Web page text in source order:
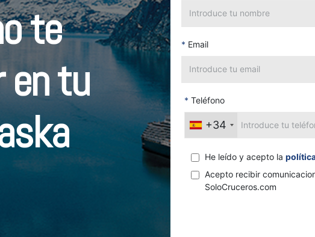
te
en tu
* Email
* Teléfono
+34
He leído y acepto la
Acepto recibir
SoloCruceros.com